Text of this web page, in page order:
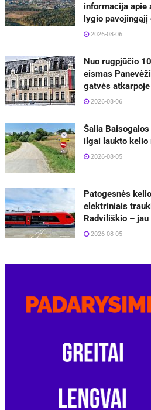
informacija apie
lygio pavojingąjį
2026-08-06
Nuo rugpjūčio
eismas
gatvės atkarpoje
2026-08-06
Šalia
ilgai laukto kelio
2026-08-05
Patogesnės
elektriniais
Radviliškio – jau
2026-08-05